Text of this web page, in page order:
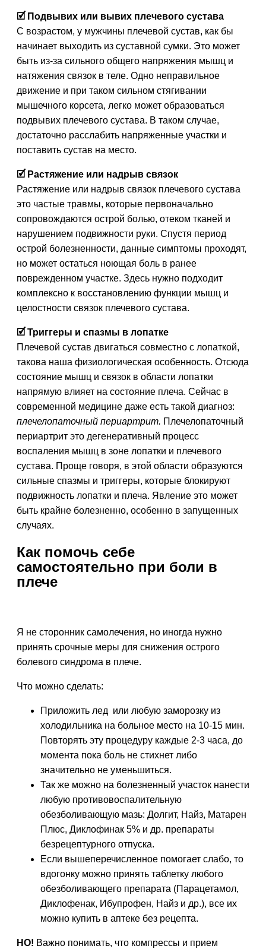
🗹 Подвывих или вывих плечевого сустава
С возрастом, у мужчины плечевой сустав, как бы
начинает выходить из суставной сумки. Это может
быть из-за сильного общего напряжения мышц и
натяжения связок в теле. Одно неправильное
движение и при таком сильном стягивании
мышечного корсета, легко может образоваться
подвывих плечевого сустава. В таком случае,
достаточно расслабить напряженные участки и
поставить сустав на место.
🗹 Растяжение или надрыв связок
Растяжение или надрыв связок плечевого сустава
это частые травмы, которые первоначально
сопровождаются острой болью, отеком тканей и
нарушением подвижности руки. Спустя период
острой болезненности, данные симптомы проходят,
но может остаться ноющая боль в ранее
поврежденном участке. Здесь нужно подходит
комплексно к восстановлению функции мышц и
целостности связок плечевого сустава.
🗹 Триггеры и спазмы в лопатке
Плечевой сустав двигаться совместно с лопаткой,
такова наша физиологическая особенность. Отсюда
состояние мышц и связок в области лопатки
напрямую влияет на состояние плеча. Сейчас в
современной медицине даже есть такой диагноз:
плечелопаточный периартрит. Плечелопаточный
периартрит это дегенеративный процесс
воспаления мышц в зоне лопатки и плечевого
сустава. Проще говоря, в этой области образуются
сильные спазмы и триггеры, которые блокируют
подвижность лопатки и плеча. Явление это может
быть крайне болезненно, особенно в запущенных
случаях.
Как помочь себе
самостоятельно при боли в
плече
Я не сторонник самолечения, но иногда нужно
принять срочные меры для снижения острого
болевого синдрома в плече.
Что можно сделать:
Приложить лед или любую заморозку из
холодильника на больное место на 10-15 мин.
Повторять эту процедуру каждые 2-3 часа, до
момента пока боль не стихнет либо
значительно не уменьшиться.
Так же можно на болезненный участок нанести
любую противовоспалительную
обезболивающую мазь: Долгит, Найз, Матарен
Плюс, Диклофинак 5% и др. препараты
безрецептурного отпуска.
Если вышеперечисленное помогает слабо, то
вдогонку можно принять таблетку любого
обезболивающего препарата (Парацетамол,
Диклофенак, Ибупрофен, Найз и др.), все их
можно купить в аптеке без рецепта.
НО! Важно понимать, что компрессы и прием